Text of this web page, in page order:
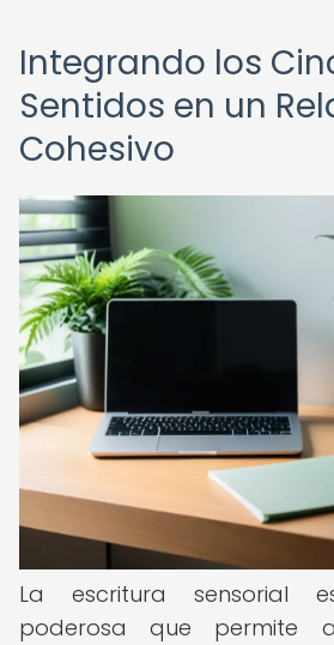
Integrando los
Sentidos en un
Cohesivo
La escritura sensorial
poderosa que permite